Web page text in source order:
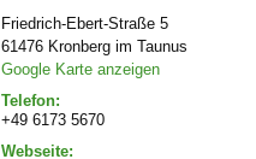
Friedrich-Ebert-Straße 5
61476 Kronberg im Taunus
Google Karte anzeigen
Telefon:
+49 6173 5670
Webseite: